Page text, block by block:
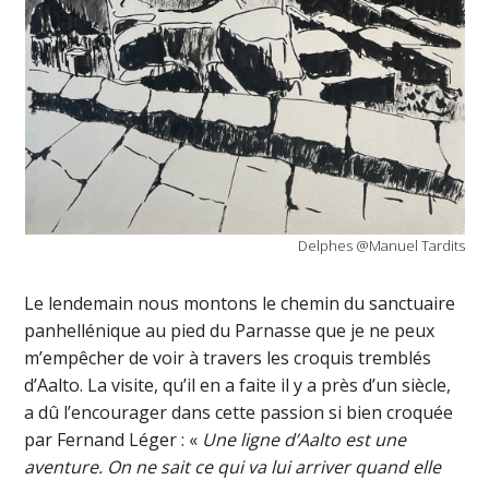
Delphes @Manuel Tardits
Le lendemain nous montons le chemin du sanctuaire
panhellénique au pied du Parnasse que je ne peux
m’empêcher de voir à travers les croquis tremblés
d’Aalto. La visite, qu’il en a faite il y a près d’un siècle,
a dû l’encourager dans cette passion si bien croquée
par Fernand Léger : « Une ligne d’Aalto est une
aventure. On ne sait ce qui va lui arriver quand elle